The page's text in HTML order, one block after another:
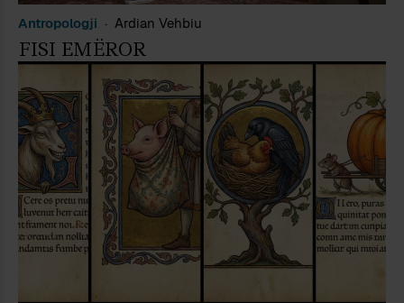
Antropologji Ardian Vehbiu
FISI EMËROR